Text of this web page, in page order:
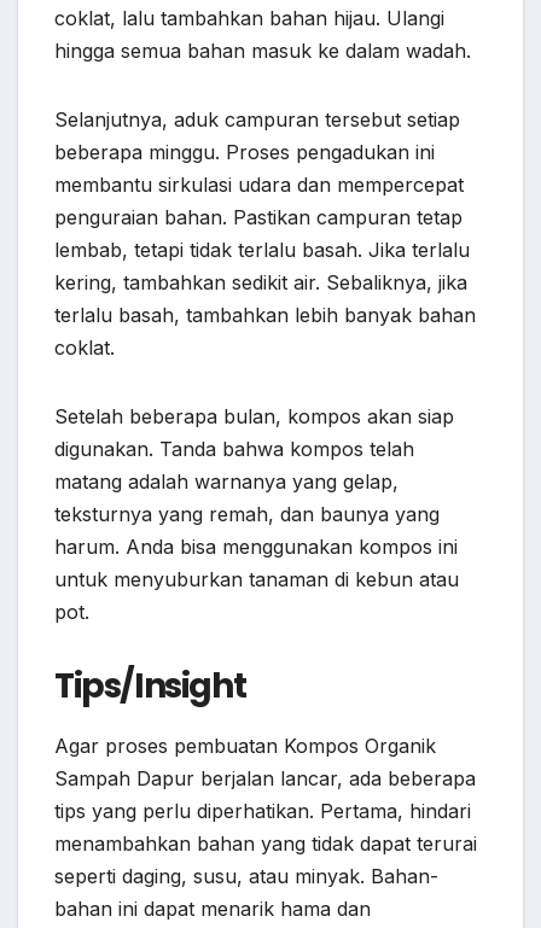
coklat, lalu tambahkan bahan hijau. Ulangi
hingga semua bahan masuk ke dalam wadah.
Selanjutnya, aduk campuran tersebut setiap
beberapa minggu. Proses pengadukan ini
membantu sirkulasi udara dan mempercepat
penguraian bahan. Pastikan campuran tetap
lembab, tetapi tidak terlalu basah. Jika terlalu
kering, tambahkan sedikit air. Sebaliknya, jika
terlalu basah, tambahkan lebih banyak bahan
coklat.
Setelah beberapa bulan, kompos akan siap
digunakan. Tanda bahwa kompos telah
matang adalah warnanya yang gelap,
teksturnya yang remah, dan baunya yang
harum. Anda bisa menggunakan kompos ini
untuk menyuburkan tanaman di kebun atau
pot.
Tips/Insight
Agar proses pembuatan Kompos Organik
Sampah Dapur berjalan lancar, ada beberapa
tips yang perlu diperhatikan. Pertama, hindari
menambahkan bahan yang tidak dapat terurai
seperti daging, susu, atau minyak. Bahan-
bahan ini dapat menarik hama dan